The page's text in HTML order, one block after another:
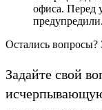
офиса. Перед
Остались вопросы?
Задайте свой